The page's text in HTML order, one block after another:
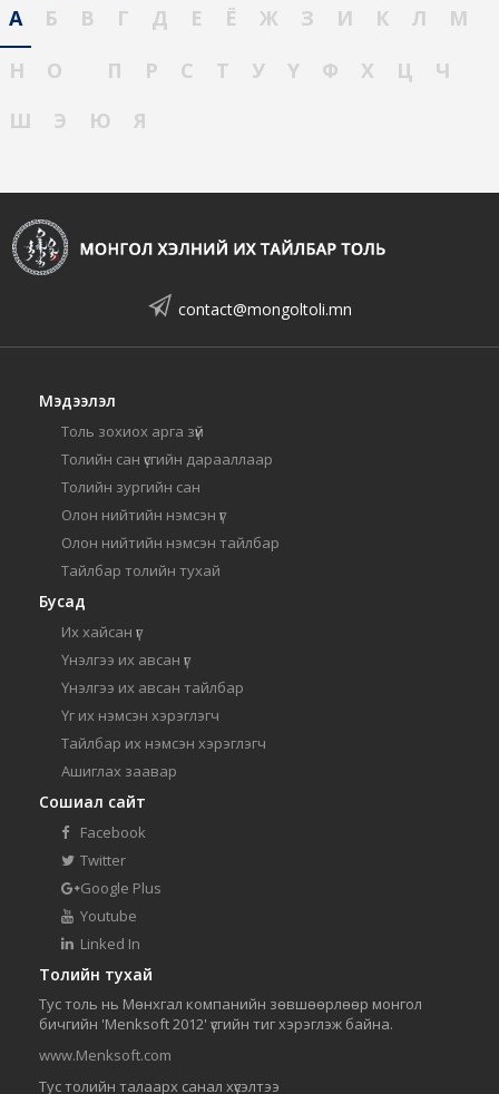
А Б В Г Д Е Ё Ж З И К Л
М
Н
О П Р С Т У Ү Ф Х Ц
Ч
Ш
Э Ю Я
contact@mongoltoli.mn
Мэдээлэл
Толь зохиох арга зүй
Толийн сан үсгийн дарааллаар
Толийн зургийн сан
Олон нийтийн нэмсэн үг
Олон нийтийн нэмсэн тайлбар
Тайлбар толийн тухай
Бусад
Их хайсан үг
Үнэлгээ их авсан үг
Үнэлгээ их авсан тайлбар
Үг их нэмсэн хэрэглэгч
Тайлбар их нэмсэн хэрэглэгч
Ашиглах заавар
Сошиал сайт
Facebook
Twitter
Google Plus
Youtube
Linked In
Толийн тухай
Тус толь нь Мөнхгал компанийн зөвшөөрлөөр монгол
бичгийн 'Menksoft 2012' үсгийн тиг хэрэглэж байна.
www.Menksoft.com
Тус толийн талаарх санал хүсэлтээ